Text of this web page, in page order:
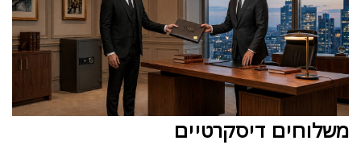
משלוחים דיסקרטיים